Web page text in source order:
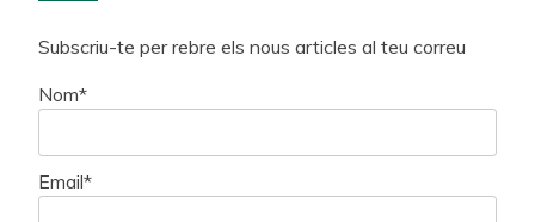
Subscriu-te per rebre els nous articles al teu correu
Nom*
Email*